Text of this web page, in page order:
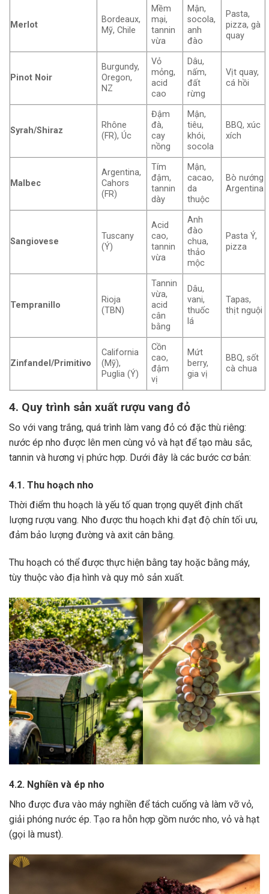
Merlot
Bordeaux,
Mỹ, Chile
Mềm
mại,
tannin
vừa
Mận,
socola,
anh
đào
Pasta,
pizza, gà
quay
Pinot Noir
Burgundy,
Oregon,
NZ
Vỏ
mỏng,
acid
cao
Dâu,
nấm,
đất
rừng
Vịt quay,
cá hồi
Syrah/Shiraz
Rhône
(FR), Úc
Đậm
đà,
cay
nồng
Mận,
tiêu,
khói,
socola
BBQ, xúc
xích
Malbec
Argentina,
Cahors
(FR)
Tím
đậm,
tannin
dày
Mận,
cacao,
da
thuộc
Bò nướng
Argentina
Sangiovese
Tuscany
(Ý)
Acid
cao,
tannin
vừa
Anh
đào
chua,
thảo
mộc
Pasta Ý,
pizza
Tempranillo
Rioja
(TBN)
Tannin
vừa,
acid
cân
bằng
Dâu,
vani,
thuốc
lá
Tapas,
thịt nguội
Zinfandel/Primitivo
California
(Mỹ),
Puglia (Ý)
Cồn
cao,
đậm
vị
Mứt
berry,
gia vị
BBQ, sốt
cà chua
4. Quy trình sản xuất rượu vang đỏ
So với vang trắng, quá trình làm vang đỏ có đặc thù riêng:
nước ép nho được lên men cùng vỏ và hạt để tạo màu sắc,
tannin và hương vị phức hợp. Dưới đây là các bước cơ bản:
4.1. Thu hoạch nho
Thời điểm thu hoạch là yếu tố quan trọng quyết định chất
lượng rượu vang. Nho được thu hoạch khi đạt độ chín tối ưu,
đảm bảo lượng đường và axit cân bằng.
Thu hoạch có thể được thực hiện bằng tay hoặc bằng máy,
tùy thuộc vào địa hình và quy mô sản xuất.
4.2. Nghiền và ép nho
Nho được đưa vào máy nghiền để tách cuống và làm vỡ vỏ,
giải phóng nước ép. Tạo ra hỗn hợp gồm nước nho, vỏ và hạt
(gọi là must).